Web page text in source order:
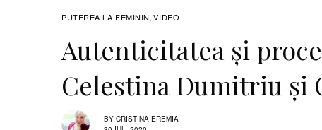
PUTEREA LA FEMININ, VIDEO
Autenticitatea şi
Celestina Dumitriu şi
BY CRISTINA EREMIA